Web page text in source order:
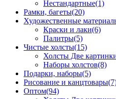
Нестандартные(1)
Рамки, багеты(20)
Художественные
Краски и лаки(6)
Палитры(5)
Чистые холсты(15)
Холсты Две
Наборы холстов(8)
Подарки, наборы(5)
Рисование и канцтовары
Оптом(94)